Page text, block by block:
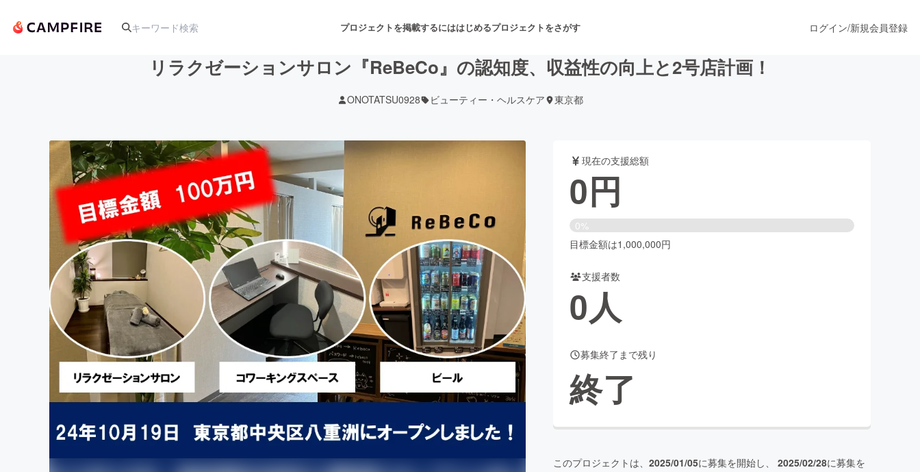
プロジェクトを掲載するにははじめるプロジェクトをさがす
アート・写真 音楽 舞台・パフォーマンス
テクノロジー・ガジェット ゲーム・サービス開発
映像・映画 書籍・雑誌出版 アニメ・漫画
ビジネス・起業 チャレンジ ビューティー・ヘルスケア
まちづくり・地域活性化
CAMPFIRE for Social GoodCAMPFIRE Creation
CAMPFIREふるさと納税
コミュニティ
ログイン/新規会員登録
リラクゼーションサロン『ReBeCo』の認知度、収益性の向上と2号店計画！
ONOTATSU0928 ビューティー・ヘルスケア 東京都
現在の支援総額
0円
0%
目標金額は1,000,000円
支援者数
0人
募集終了まで残り
終了
このプロジェクトは、 2025/01/05に募集を開始し、 2025/02/28に募集を